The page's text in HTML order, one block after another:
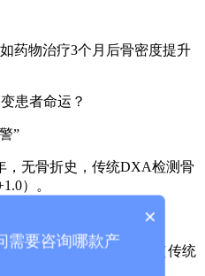
药物治疗3个月后骨密度提升
患者命运？
”
，无骨折史，传统DXA检测骨
）。
骨小梁连接性下降15%（传统
×
需要咨询哪款产